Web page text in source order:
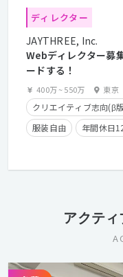
ディレクター
JAYTHREE, Inc.
Webディレクター募
ードする！
400万~550万 東京
クリエイティブ志向(β
服装自由
年間休日
クライアントとの直接
アクテ